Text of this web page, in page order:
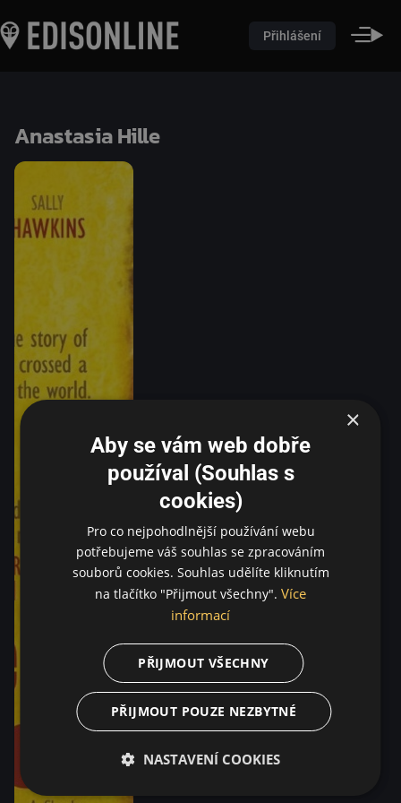
Přihlášení
Anastasia Hille
×
Aby se vám web dobře
používal (Souhlas s
cookies)
Pro co nejpohodlnější používání webu
potřebujeme váš souhlas se zpracováním
souborů cookies. Souhlas udělíte kliknutím
na tlačítko "Přijmout všechny". Více
informací
PŘIJMOUT VŠECHNY
PŘIJMOUT POUZE NEZBYTNÉ
NASTAVENÍ COOKIES